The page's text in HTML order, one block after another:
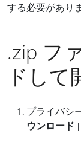
する必要があり
.zip フ
ドして
プライバシ
ウンロード